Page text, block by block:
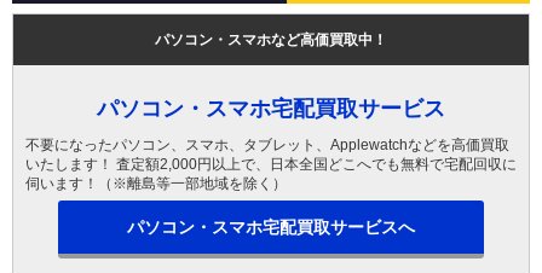
パソコン・スマホなど高価買取中！
パソコン・スマホ宅配買取サービス
不要になったパソコン、スマホ、タブレット、Applewatchなどを高価買取
いたします！ 査定額2,000円以上で、日本全国どこへでも無料で宅配回収に
伺います！（※離島等一部地域を除く）
パソコン・スマホ宅配買取サービスへ